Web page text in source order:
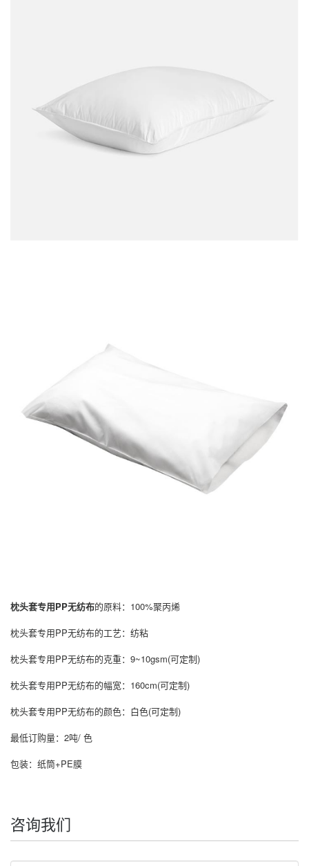
枕头套专用PP无纺布的原料：100%聚丙烯
枕头套专用PP无纺布的工艺：纺粘
枕头套专用PP无纺布的克重：9~10gsm(可定制)
枕头套专用PP无纺布的幅宽：160cm(可定制)
枕头套专用PP无纺布的颜色：白色(可定制)
最低订购量：2吨/ 色
包装：纸筒+PE膜
咨询我们